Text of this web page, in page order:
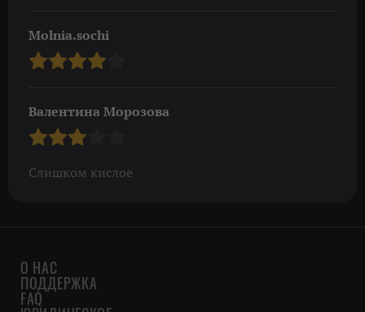
Molnia.sochi
Валентина Морозова
Слишком кислое
О НАС
ПОДДЕРЖКА
FAQ